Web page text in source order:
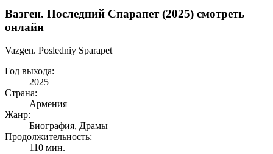
Вазген. Последний Спарапет (2025) смотреть
онлайн
Vazgen. Posledniy Sparapet
Год выхода:
2025
Страна:
Армения
Жанр:
Биография, Драмы
Продолжительность:
110 мин.